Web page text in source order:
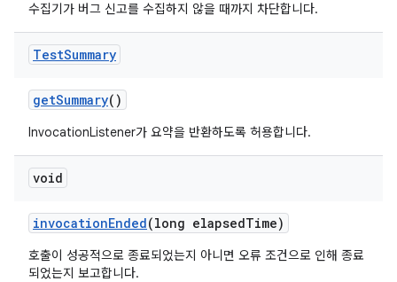
수집기가 버그 신고를 수집하지 않을 때까지 차단합니다.
TestSummary
getSummary()
InvocationListener가 요약을 반환하도록 허용합니다.
void
invocationEnded(long elapsedTime)
호출이 성공적으로 종료되었는지 아니면 오류 조건으로 인해 종료
되었는지 보고합니다.